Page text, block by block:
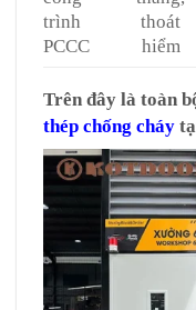
trình
PCCC
thoát
hiểm
Trên đây là toàn
thép chống cháy